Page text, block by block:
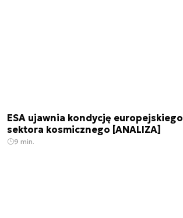
ESA ujawnia kondycję europejskiego
sektora kosmicznego [ANALIZA]
9 min.